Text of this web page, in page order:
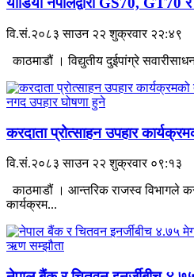
वि.सं.२०८३ साउन २२ शुक्रवार २२:४९
काठमाडौं । विद्युतीय दुईपांग्रे
करदाता प्रोत्साहन उपहार
वि.सं.२०८३ साउन २२ शुक्रवार ०९:१३
काठमाडौं । आन्तरिक राजस्व विभागले
कार्यक्रम...